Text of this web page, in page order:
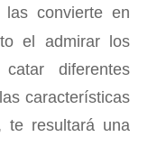
las convierte en
el admirar los
diferentes
características
te resultará una